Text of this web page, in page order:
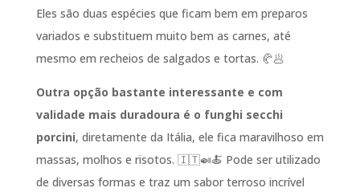
Eles são duas espécies que ficam bem em preparos
variados e substituem muito bem as carnes, até
mesmo em recheios de salgados e tortas. 🥐🥟
Outra opção bastante interessante e com
validade mais duradoura é o funghi secchi
porcini, diretamente da Itália, ele fica maravilhoso em
massas, molhos e risotos. 🇮🇹🍛🍝 Pode ser utilizado
de diversas formas e traz um sabor terroso incrível